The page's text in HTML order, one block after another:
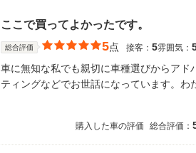
ここで買ってよかったです。
総合評価 5点 接客： 5雰囲気：
車に無知な私でも親切に車種選びからア
ティングなどでお世話になっています。わ
購入した車の評価
総合評価：